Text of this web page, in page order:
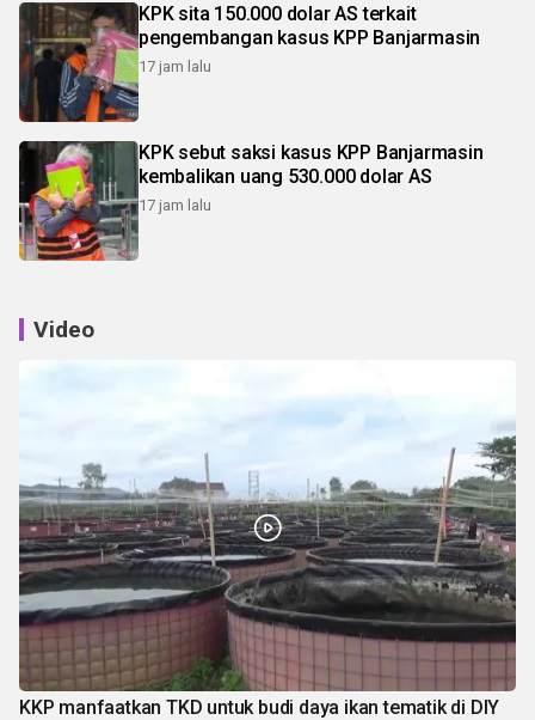
KPK sita 150.000 dolar AS terkait
pengembangan kasus KPP Banjarmasin
17 jam lalu
KPK sebut saksi kasus KPP Banjarmasin
kembalikan uang 530.000 dolar AS
17 jam lalu
Video
KKP manfaatkan TKD untuk budi daya ikan tematik di DIY